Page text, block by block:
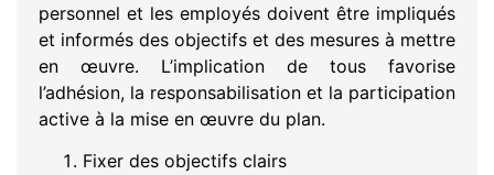
personnel et les employés doivent être impliqués
et informés des objectifs et des mesures à mettre
en œuvre. L’implication de tous favorise
l’adhésion, la responsabilisation et la participation
active à la mise en œuvre du plan.
Fixer des objectifs clairs